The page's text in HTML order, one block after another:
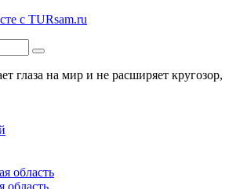
с TURsam.ru
новые места вместе с нами.
глаза на мир и не расширяет кругозор,
область
область